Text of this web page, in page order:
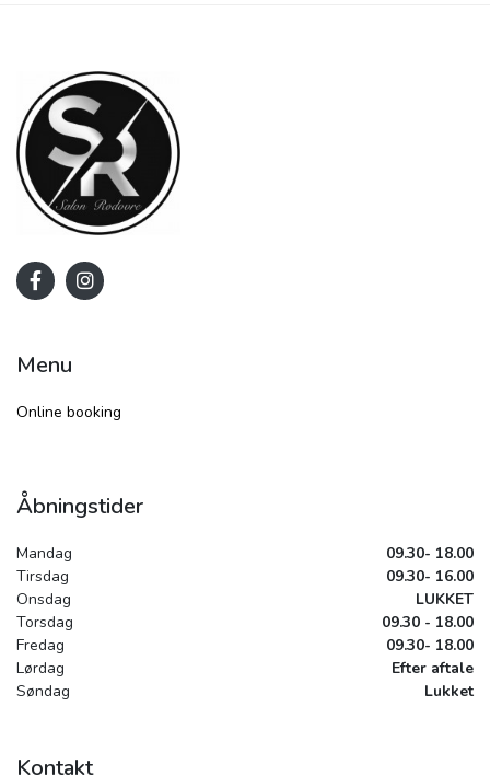
Menu
Online booking
Åbningstider
Mandag
09.30- 18.00
Tirsdag
09.30- 16.00
Onsdag
LUKKET
Torsdag
09.30 - 18.00
Fredag
09.30- 18.00
Lørdag
Efter aftale
Søndag
Lukket
Kontakt